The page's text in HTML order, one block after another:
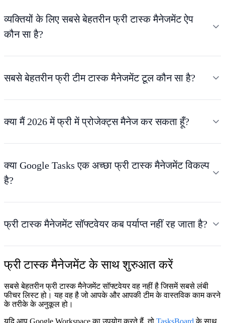
व्यक्तियों के लिए सबसे बेहतरीन फ्री टास्क मैनेजमेंट ऐप
कौन सा है?
सबसे बेहतरीन फ्री टीम टास्क मैनेजमेंट टूल कौन सा है?
क्या मैं 2026 में फ्री में प्रोजेक्ट्स मैनेज कर सकता हूँ?
क्या Google Tasks एक अच्छा फ्री टास्क मैनेजमेंट विकल्प
है?
फ्री टास्क मैनेजमेंट सॉफ्टवेयर कब पर्याप्त नहीं रह जाता है?
फ्री टास्क मैनेजमेंट के साथ शुरुआत करें
सबसे बेहतरीन फ्री टास्क मैनेजमेंट सॉफ्टवेयर वह नहीं है जिसमें सबसे लंबी
फीचर लिस्ट हो। यह वह है जो आपके और आपकी टीम के वास्तविक काम करने
के तरीके के अनुकूल हो।
यदि आप Google Workspace का उपयोग करते हैं, तो TasksBoard के साथ